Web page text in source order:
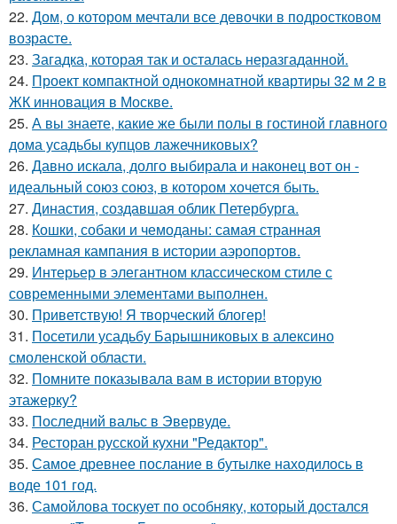
22. Дом, о котором мечтали все девочки в подростковом
возрасте.
23. Загадка, которая так и осталась неразгаданной.
24. Проект компактной однокомнатной квартиры 32 м 2 в
ЖК инновация в Москве.
25. А вы знаете, какие же были полы в гостиной главного
дома усадьбы купцов лажечниковых?
26. Давно искала, долго выбирала и наконец вот он -
идеальный союз союз, в котором хочется быть.
27. Династия, создавшая облик Петербурга.
28. Кошки, собаки и чемоданы: самая странная
рекламная кампания в истории аэропортов.
29. Интерьер в элегантном классическом стиле с
современными элементами выполнен.
30. Приветствую! Я творческий блогер!
31. Посетили усадьбу Барышниковых в алексино
смоленской области.
32. Помните показывала вам в истории вторую
этажерку?
33. Последний вальс в Эвервуде.
34. Ресторан русской кухни "Редактор".
35. Самое древнее послание в бутылке находилось в
воде 101 год.
36. Самойлова тоскует по особняку, который достался